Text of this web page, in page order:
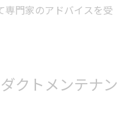
専門家のアドバイスを受
クトメンテナン